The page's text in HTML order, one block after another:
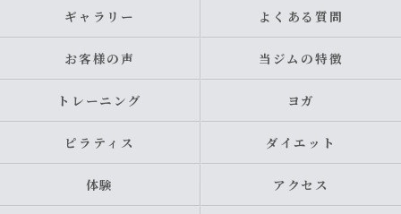
ギャラリー よくある質問
お客様の声 当ジムの特徴
トレーニング ヨガ
ピラティス ダイエット
体験 アクセス